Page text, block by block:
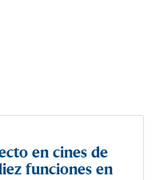
en cines de
funciones en